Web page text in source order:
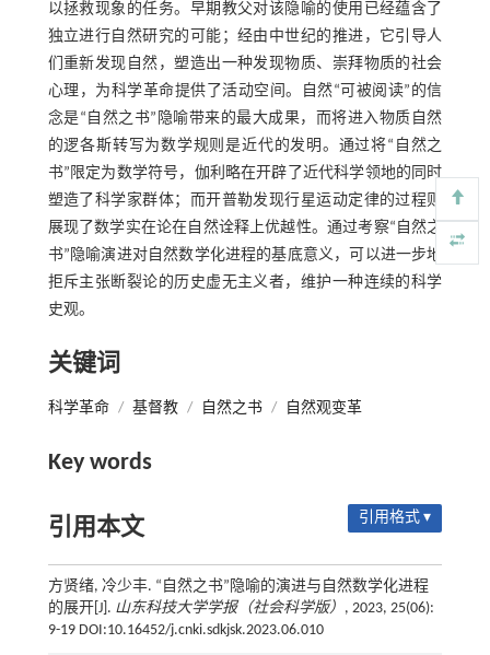
以拯救现象的任务。早期教父对该隐喻的使用已经蕴含了
独立进行自然研究的可能；经由中世纪的推进，它引导人
们重新发现自然，塑造出一种发现物质、崇拜物质的社会
心理，为科学革命提供了活动空间。自然“可被阅读”的信
念是“自然之书”隐喻带来的最大成果，而将进入物质自然
的逻各斯转写为数学规则是近代的发明。通过将“自然之
书”限定为数学符号，伽利略在开辟了近代科学领地的同时
塑造了科学家群体；而开普勒发现行星运动定律的过程则
展现了数学实在论在自然诠释上优越性。通过考察“自然之
书”隐喻演进对自然数学化进程的基底意义，可以进一步地
拒斥主张断裂论的历史虚无主义者，维护一种连续的科学
史观。
关键词
科学革命 / 基督教 / 自然之书 / 自然观变革
Key words
引用本文 引用格式 ▾
方贤绪, 冷少丰. “自然之书”隐喻的演进与自然数学化进程
的展开[J]. 山东科技大学学报（社会科学版） , 2023, 25(06):
9-19 DOI:10.16452/j.cnki.sdkjsk.2023.06.010